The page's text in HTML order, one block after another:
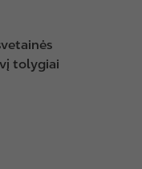
tolygiai